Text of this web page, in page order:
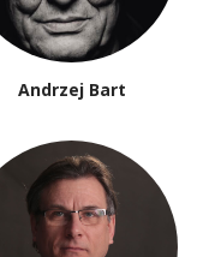
Andrzej Bart